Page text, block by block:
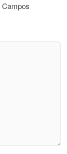
Campos